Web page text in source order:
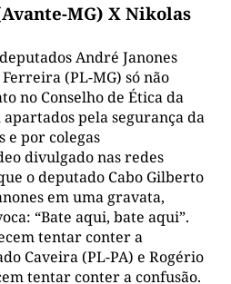
MG) X Nikolas
André Janones
(PL-MG) só não
no Conselho de Ética da
pela segurança da
e por colegas
divulgado nas redes
o deputado Cabo Gilberto
em uma gravata,
“Bate aqui, bate aqui”.
tentar conter a
Caveira (PL-PA) e Rogério
tentar conter a confusão.